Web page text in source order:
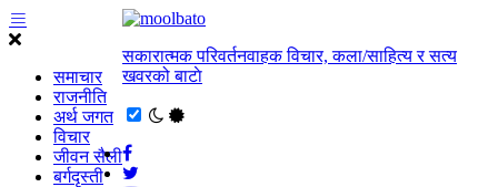
समाचार
राजनीति
अर्थ जगत
विचार
जीवन सैली
बर्गदृस्ती
सकारात्मक परिवर्तनवाहक विचार, कला/साहित्य र सत्य
खवरको बाटाे